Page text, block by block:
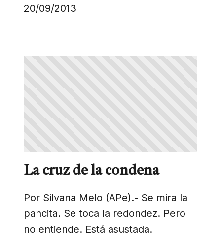
20/09/2013
La cruz de la condena
Por Silvana Melo (APe).- Se mira la
pancita. Se toca la redondez. Pero
no entiende. Está asustada.